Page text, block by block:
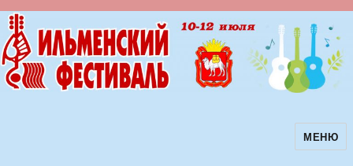
Ильменский фестиваль авторскойМЕНЮ